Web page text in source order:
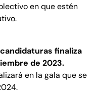
en que estén
finaliza
de 2023.
en la gala que se